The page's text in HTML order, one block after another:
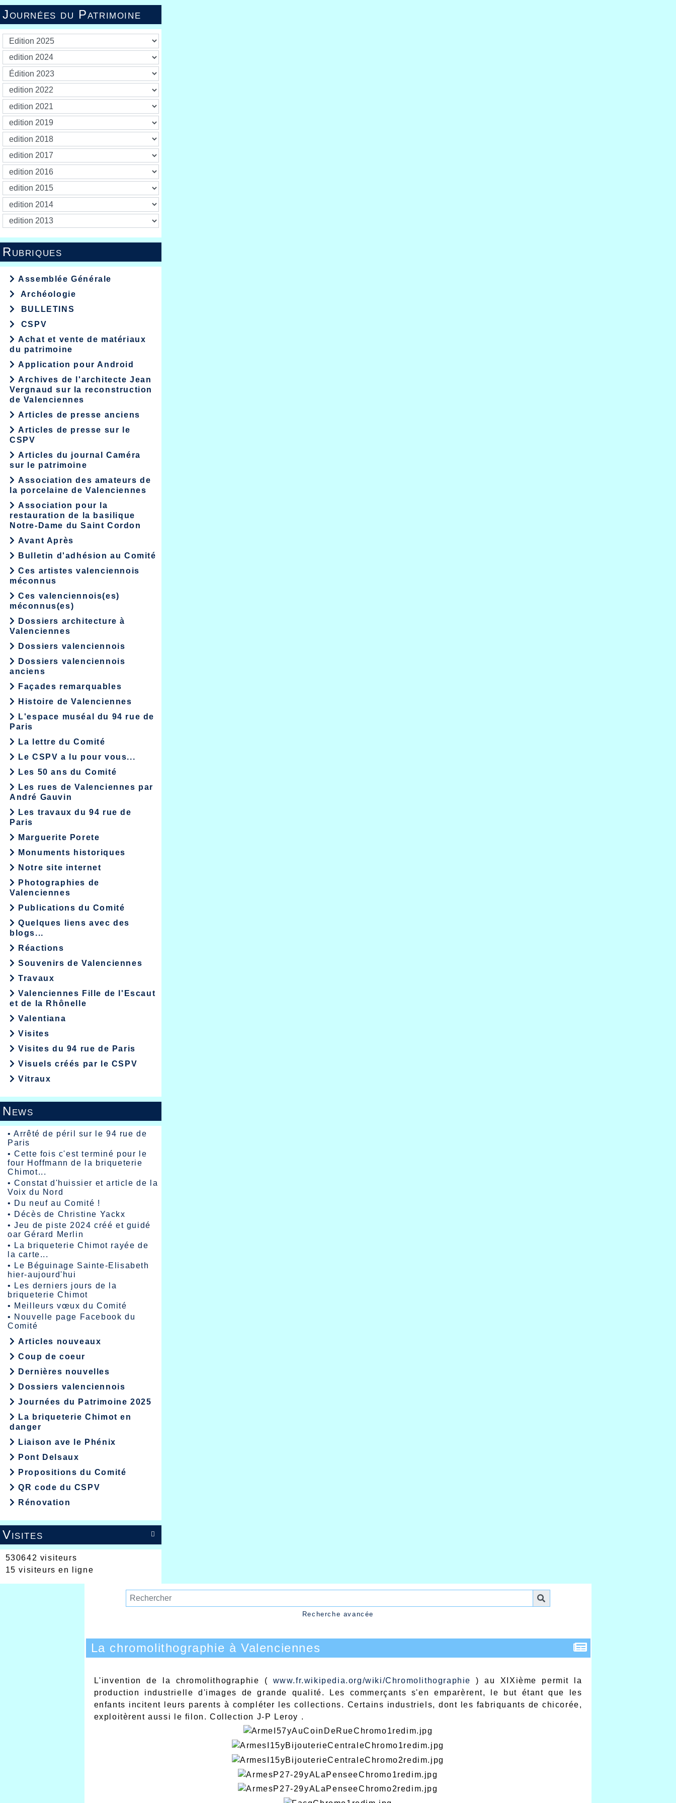
Journées du Patrimoine
Rubriques
Assemblée Générale
Archéologie
BULLETINS
CSPV
Achat et vente de matériaux
du patrimoine
Application pour Android
Archives de l'architecte Jean
Vergnaud sur la reconstruction
de Valenciennes
Articles de presse anciens
Articles de presse sur le
CSPV
Articles du journal Caméra
sur le patrimoine
Association des amateurs de
la porcelaine de Valenciennes
Association pour la
restauration de la basilique
Notre-Dame du Saint Cordon
Avant Après
Bulletin d'adhésion au Comité
Ces artistes valenciennois
méconnus
Ces valenciennois(es)
méconnus(es)
Dossiers architecture à
Valenciennes
Dossiers valenciennois
Dossiers valenciennois
anciens
Façades remarquables
Histoire de Valenciennes
L'espace muséal du 94 rue de
Paris
La lettre du Comité
Le CSPV a lu pour vous...
Les 50 ans du Comité
Les rues de Valenciennes par
André Gauvin
Les travaux du 94 rue de
Paris
Marguerite Porete
Monuments historiques
Notre site internet
Photographies de
Valenciennes
Publications du Comité
Quelques liens avec des
blogs...
Réactions
Souvenirs de Valenciennes
Travaux
Valenciennes Fille de l'Escaut
et de la Rhônelle
Valentiana
Visites
Visites du 94 rue de Paris
Visuels créés par le CSPV
Vitraux
News
•Arrêté de péril sur le 94 rue de
Paris
•Cette fois c'est terminé pour le
four Hoffmann de la briqueterie
Chimot...
•Constat d'huissier et article de la
Voix du Nord
• Du neuf au Comité !
• Décès de Christine Yackx
•Jeu de piste 2024 créé et guidé
oar Gérard Merlin
•
La briqueterie Chimot rayée de
la carte...
•
Le Béguinage Sainte-Elisabeth
hier-aujourd'hui
•
Les derniers jours de la
briqueterie Chimot
• Meilleurs vœux du Comité
• Nouvelle page Facebook du
Comité
Articles nouveaux
Coup de coeur
Dernières nouvelles
Dossiers valenciennois
Journées du Patrimoine 2025
La briqueterie Chimot en
danger
Liaison ave le Phénix
Pont Delsaux
Propositions du Comité
QR code du CSPV
Rénovation

Visites
530642 visiteurs
15 visiteurs en ligne
Recherche avancée
La chromolithographie à Valenciennes
L'invention de la chromolithographie ( www.fr.wikipedia.org/wiki/Chromolithographie
) au XIXième permit la
production industrielle d'images de grande qualité. Les commerçants s'en emparèrent, le but étant que les
enfants incitent leurs parents à compléter les collections. Certains industriels, dont les fabriquants de chicorée,
exploitèrent aussi le filon. Collection J-P Leroy .